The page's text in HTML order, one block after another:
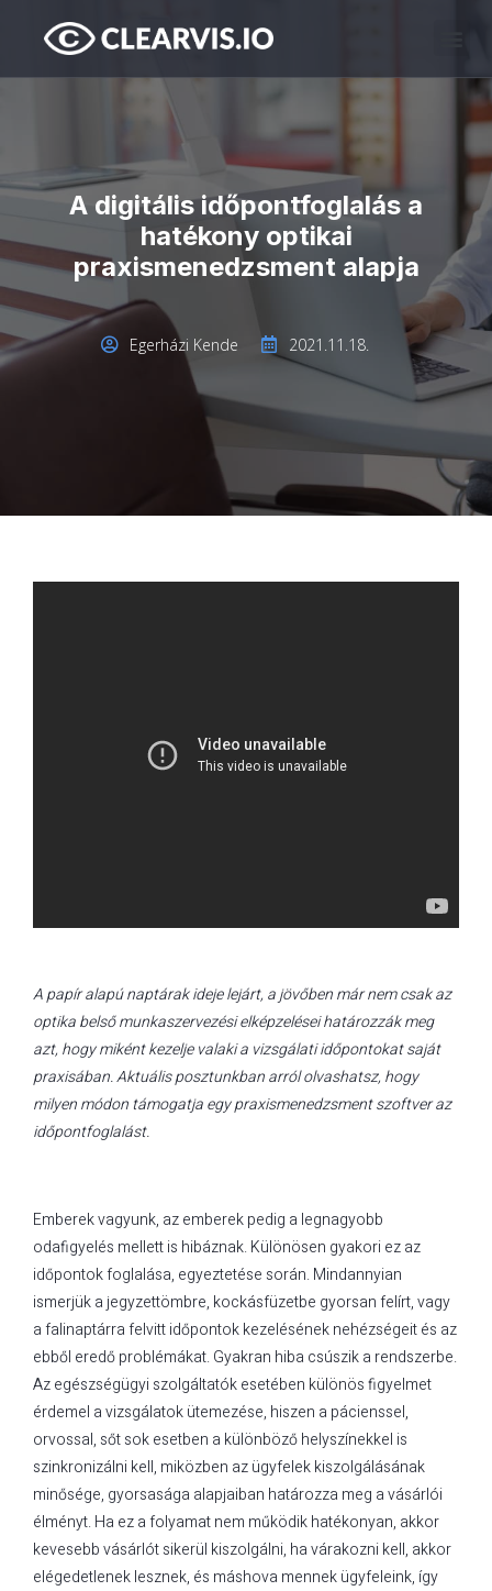
A digitális időpontfoglalás a
hatékony optikai
praxismenedzsment alapja
Egerházi Kende 2021.11.18.
A papír alapú naptárak ideje lejárt, a jövőben már nem csak az
optika belső munkaszervezési elképzelései határozzák meg
azt, hogy miként kezelje valaki a vizsgálati időpontokat saját
praxisában. Aktuális posztunkban arról olvashatsz, hogy
milyen módon támogatja egy praxismenedzsment szoftver az
időpontfoglalást.
Emberek vagyunk, az emberek pedig a legnagyobb
odafigyelés mellett is hibáznak. Különösen gyakori ez az
időpontok foglalása, egyeztetése során. Mindannyian
ismerjük a jegyzettömbre, kockásfüzetbe gyorsan felírt, vagy
a falinaptárra felvitt időpontok kezelésének nehézségeit és az
ebből eredő problémákat. Gyakran hiba csúszik a rendszerbe.
Az egészségügyi szolgáltatók esetében különös figyelmet
érdemel a vizsgálatok ütemezése, hiszen a pácienssel,
orvossal, sőt sok esetben a különböző helyszínekkel is
szinkronizálni kell, miközben az ügyfelek kiszolgálásának
minősége, gyorsasága alapjaiban határozza meg a vásárlói
élményt. Ha ez a folyamat nem működik hatékonyan, akkor
kevesebb vásárlót sikerül kiszolgálni, ha várakozni kell, akkor
elégedetlenek lesznek, és máshova mennek ügyfeleink, így